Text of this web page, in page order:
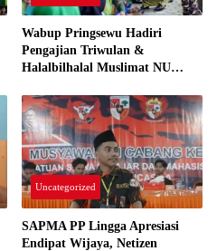
Wabup Pringsewu Hadiri
Pengajian Triwulan &
Halalbilhalal Muslimat NU
Uncategorized
SAPMA PP Lingga Apresiasi
Endipat Wijaya, Netizen